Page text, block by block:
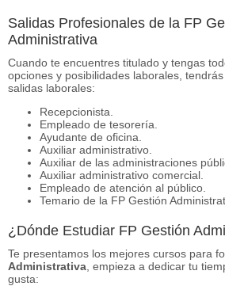
Salidas Profesionales de la FP
Administrativa
Cuando te encuentres titulado y tengas
opciones y posibilidades laborales,
salidas laborales:
Recepcionista.
Empleado de tesorería.
Ayudante de oficina.
Auxiliar administrativo.
Auxiliar de las administraciones
Auxiliar administrativo comercial.
Empleado de atención al público.
Temario de la FP Gestión
¿Dónde Estudiar FP Gestión
Te presentamos los mejores cursos para
Administrativa , empieza a dedicar tu
gusta: